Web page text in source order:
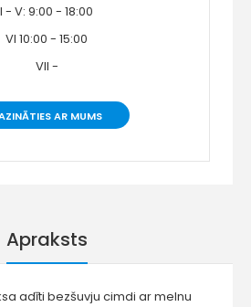
I - V: 9:00 - 18:00
VI 10:00 - 15:00
VII -
AR MUMS
Apraksts
adīti bezšuvju cimdi ar melnu